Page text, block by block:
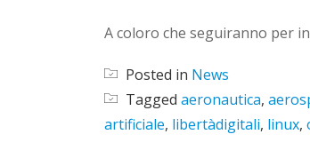
A coloro che seguiranno per
Posted in News
Tagged aeronautica,
artificiale, libertàdigitali, linux,